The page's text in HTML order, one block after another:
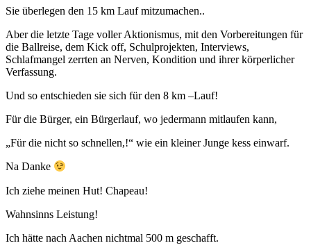
Sie überlegen den 15 km Lauf mitzumachen..
Aber die letzte Tage voller Aktionismus, mit den Vorbereitungen für
die Ballreise, dem Kick off, Schulprojekten, Interviews,
Schlafmangel zerrten an Nerven, Kondition und ihrer körperlicher
Verfassung.
Und so entschieden sie sich für den 8 km –Lauf!
Für die Bürger, ein Bürgerlauf, wo jedermann mitlaufen kann,
„Für die nicht so schnellen,!“ wie ein kleiner Junge kess einwarf.
Na Danke
Ich ziehe meinen Hut! Chapeau!
Wahnsinns Leistung!
Ich hätte nach Aachen nichtmal 500 m geschafft.